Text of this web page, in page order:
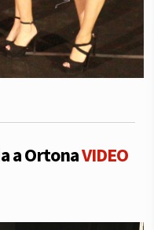
a OrtonaVIDEO